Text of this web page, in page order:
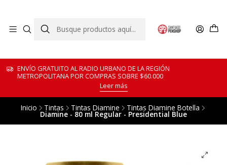
ENVÍO GRATUITO AL RADIO URBANO DE LA REGIÓN
METROPOLITANA POR COMPRAS SOBRE $60.000
Leer más
Inicio Tintas Tintas Diamine Tintas Diamine Botella
Diamine - 80 ml Regular - Presidential Blue